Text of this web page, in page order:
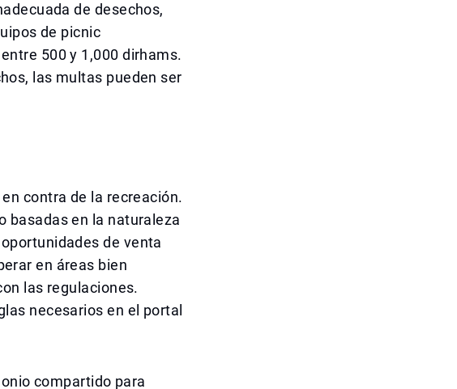
de desechos,
de picnic
500 y 1,000 dirhams.
las multas pueden ser
contra de la recreación.
basadas en la naturaleza
de venta
en áreas bien
las regulaciones.
necesarios en el portal
compartido para